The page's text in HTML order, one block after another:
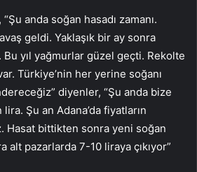
anda soğan hasadı zamanı.
geldi. Yaklaşık bir ay sonra
Bu yıl yağmurlar güzel geçti. Rekolte
Türkiye’nin her yerine soğanı
diyenler, “Şu anda bize
Şu an Adana’da fiyatların
Hasat bittikten sonra yeni soğan
alt pazarlarda 7-10 liraya çıkıyor”